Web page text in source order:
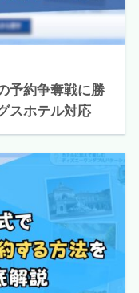
予約争奪戦に勝
スホテル対応